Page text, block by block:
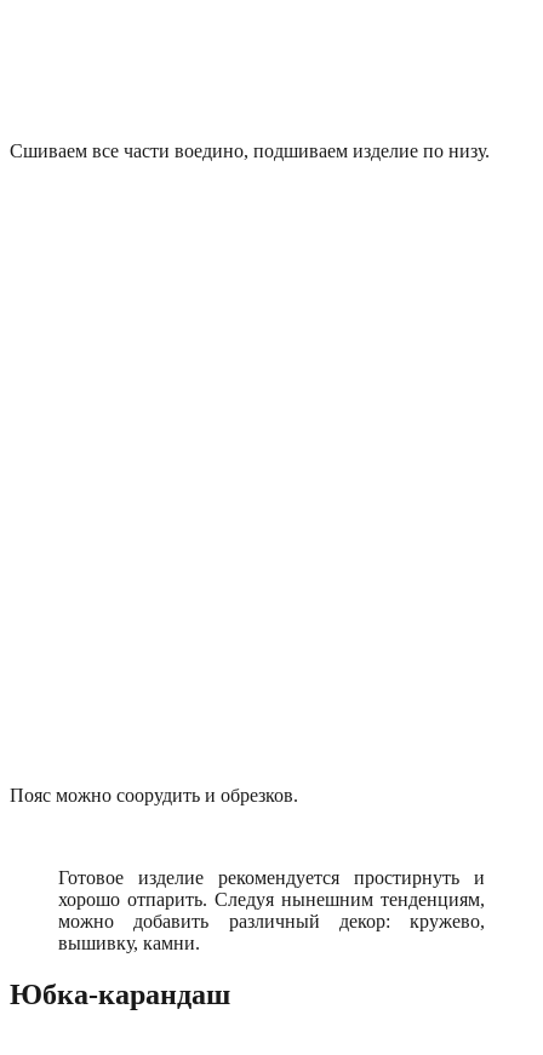
Сшиваем все части воедино, подшиваем изделие по низу.
Пояс можно соорудить и обрезков.
Готовое изделие рекомендуется простирнуть и
хорошо отпарить. Следуя нынешним тенденциям,
можно добавить различный декор: кружево,
вышивку, камни.
Юбка-карандаш